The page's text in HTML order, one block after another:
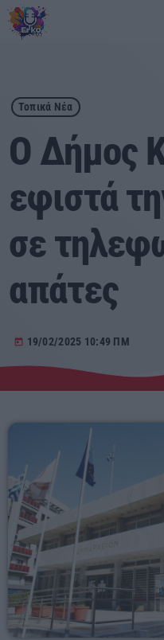
play_arrow ΕΡΚΟ
Αρχική
Εκπομπές
Ειδήσεις
Αθλητικά
Τραγούδια της Θράκης
Επικοινωνία
Προσεχείς
ΕΡΚΟ
Mixed by Giorgos
07:00 - 08:30
Τοπικά Νέα
Ο Δήμος
εφιστά
σε
απάτες
today 19/02/2025 10:49 ΠΜ